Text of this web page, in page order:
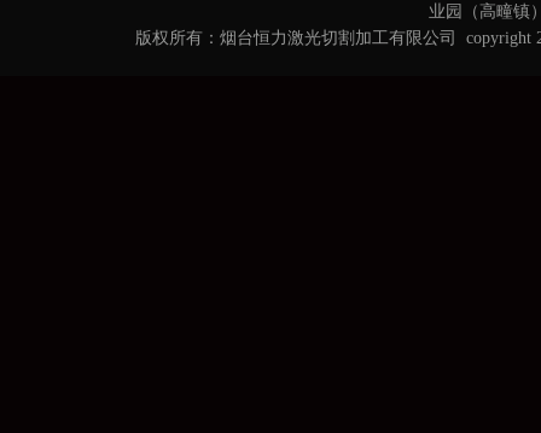
业园（高疃镇
版权所有：烟台恒力激光切割加工有限公司